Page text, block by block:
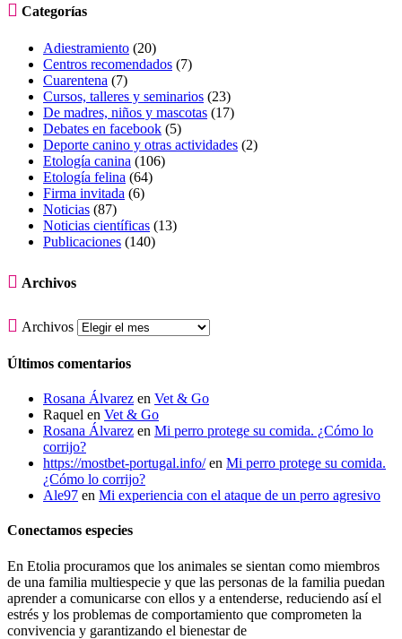
 Categorías
Adiestramiento (20)
Centros recomendados (7)
Cuarentena (7)
Cursos, talleres y seminarios (23)
De madres, niños y mascotas (17)
Debates en facebook (5)
Deporte canino y otras actividades (2)
Etología canina (106)
Etología felina (64)
Firma invitada (6)
Noticias (87)
Noticias científicas (13)
Publicaciones (140)
 Archivos
 Archivos
Últimos comentarios
Rosana Álvarez en Vet & Go
Raquel en Vet & Go
Rosana Álvarez en Mi perro protege su comida. ¿Cómo lo
corrijo?
https://mostbet-portugal.info/en Mi perro protege su comida.
¿Cómo lo corrijo?
Ale97 en Mi experiencia con el ataque de un perro agresivo
Conectamos especies
En Etolia procuramos que los animales se sientan como miembros
de una familia multiespecie y que las personas de la familia puedan
aprender a comunicarse con ellos y a entenderse, reduciendo así el
estrés y los problemas de comportamiento que comprometen la
convivencia y garantizando el bienestar de